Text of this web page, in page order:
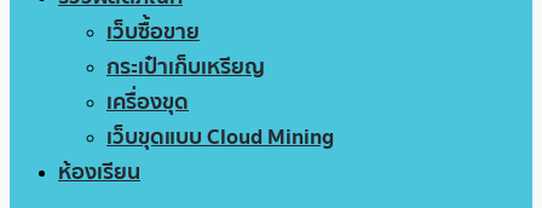
เว็บซื้อขาย
กระเป๋าเก็บเหรียญ
เครื่องขุด
เว็บขุดแบบ Cloud Mining
ห้องเรียน